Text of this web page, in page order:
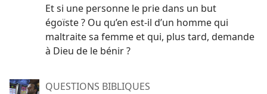
Et si une personne le prie dans un but
égoïste ? Ou qu’en est-​il d’un homme qui
maltraite sa femme et qui, plus tard, demande
à Dieu de le bénir ?
QUESTIONS BIBLIQUES